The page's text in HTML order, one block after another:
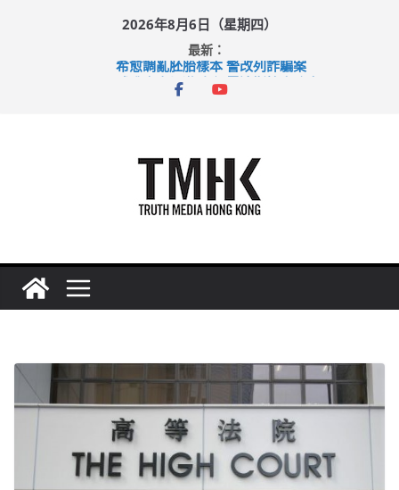
2026年8月6日（星期四）
最新：
希愈調亂胚胎樣本 警改列詐騙案
足球盛會次場激戰 祖雲達斯挫車路士